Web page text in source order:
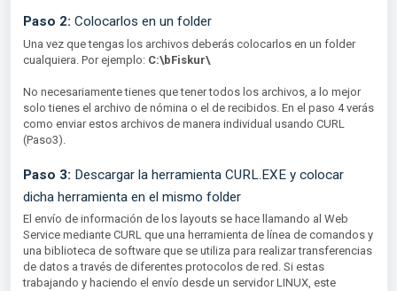
Paso 2: Colocarlos en un folder
Una vez que tengas los archivos deberás colocarlos en un folder
cualquiera. Por ejemplo: C:\bFiskur\
No necesariamente tienes que tener todos los archivos, a lo mejor
solo tienes el archivo de nómina o el de recibidos. En el paso 4 verás
como enviar estos archivos de manera individual usando CURL
(Paso3).
Paso 3: Descargar la herramienta CURL.EXE y colocar
dicha herramienta en el mismo folder
El envío de información de los layouts se hace llamando al Web
Service mediante CURL que una herramienta de línea de comandos y
una biblioteca de software que se utiliza para realizar transferencias
de datos a través de diferentes protocolos de red. Si estas
trabajando y haciendo el envío desde un servidor LINUX, este